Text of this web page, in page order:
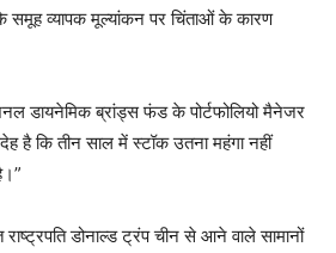
समूह व्यापक मूल्यांकन पर चिंताओं के कारण
डायनेमिक ब्रांड्स फंड के पोर्टफोलियो मैनेजर
है कि तीन साल में स्टॉक उतना महंगा नहीं
डोनाल्ड ट्रंप चीन से आने वाले सामानों